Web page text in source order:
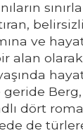
ve
alan olarak
Berg,
dört
de